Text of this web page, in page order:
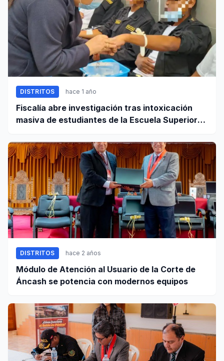
DISTRITOS hace 1 año
Fiscalía abre investigación tras intoxicación
masiva de estudiantes de la Escuela Superior
DISTRITOS hace 2 años
Módulo de Atención al Usuario de la Corte de
Áncash se potencia con modernos equipos